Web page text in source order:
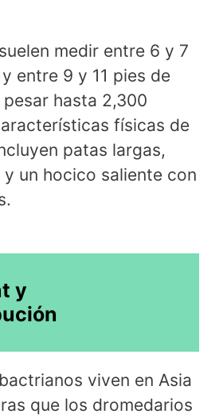
medir entre 6 y 7
entre 9 y 11 pies de
hasta 2,300
físicas de
patas largas,
un hocico saliente con
y
viven en Asia
que los dromedarios